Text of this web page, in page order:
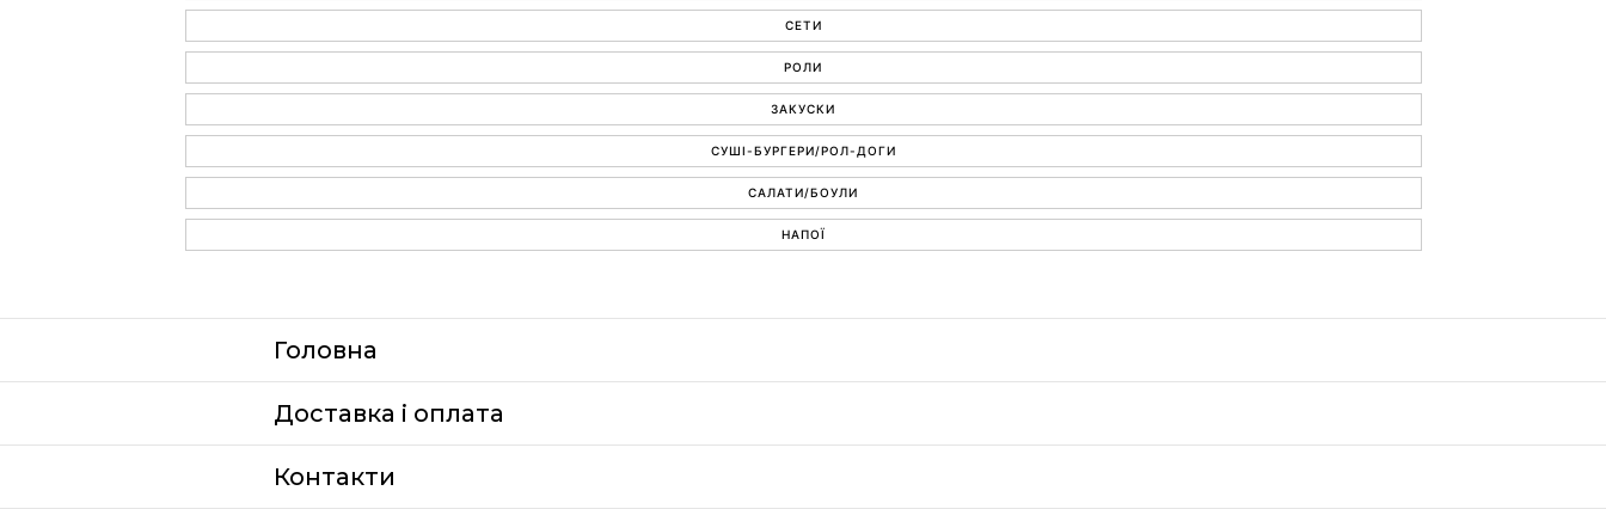
СЕТИ
РОЛИ
ЗАКУСКИ
СУШІ-БУРГЕРИ/РОЛ-ДОГИ
САЛАТИ/БОУЛИ
НАПОЇ
Головна
Доставка i оплата
Контакти